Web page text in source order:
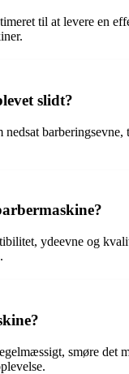
til at levere en
slidt?
ydeevne og
smøre det